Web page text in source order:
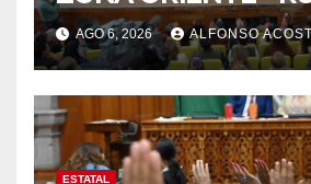
reconocimiento de
gobernadora
AGO 6, 2026 ALFONSO
ESTATAL